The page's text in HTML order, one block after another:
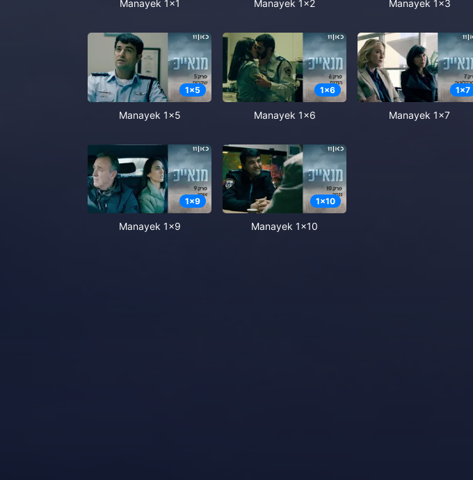
Manayek 1x1 Manayek 1x2 Manayek 1x3
1x5
Manayek 1x5
1x6
Manayek 1x6
1x7
Manayek 1x7
1x9
Manayek 1x9
1x10
Manayek 1x10